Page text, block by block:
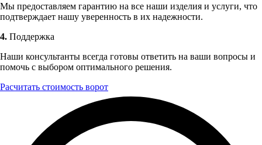
Мы предоставляем гарантию на все наши изделия и услуги, что
подтверждает нашу уверенность в их надежности.
4. Поддержка
Наши консультанты всегда готовы ответить на ваши вопросы и
помочь с выбором оптимального решения.
Расчитать стоимость ворот